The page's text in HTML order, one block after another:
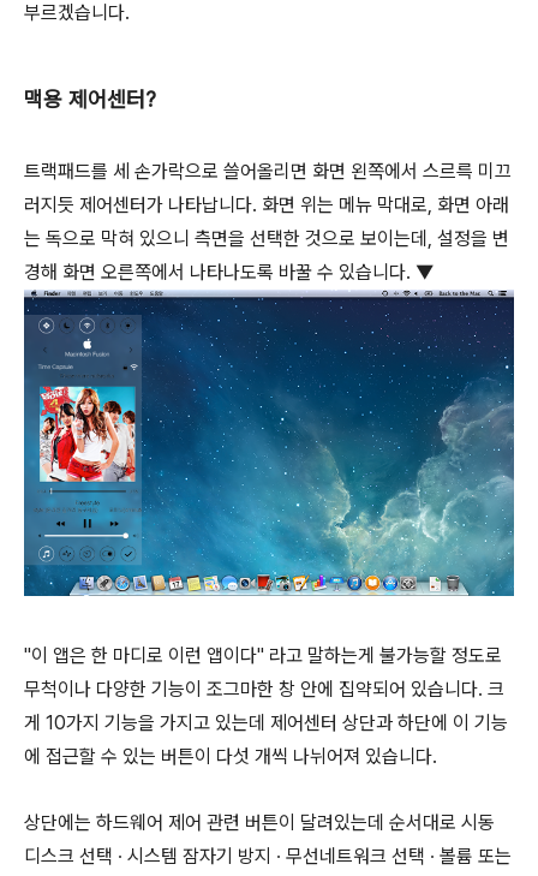
부르겠습니다.
맥용 제어센터?
트랙패드를 세 손가락으로 쓸어올리면 화면 왼쪽에서 스르륵 미끄
러지듯 제어센터가 나타납니다. 화면 위는 메뉴 막대로, 화면 아래
는 독으로 막혀 있으니 측면을 선택한 것으로 보이는데, 설정을 변
경해 화면 오른쪽에서 나타나도록 바꿀 수 있습니다. ▼
"이 앱은 한 마디로 이런 앱이다" 라고 말하는게 불가능할 정도로
무척이나 다양한 기능이 조그마한 창 안에 집약되어 있습니다. 크
게 10가지 기능을 가지고 있는데 제어센터 상단과 하단에 이 기능
에 접근할 수 있는 버튼이 다섯 개씩 나뉘어져 있습니다.
상단에는 하드웨어 제어 관련 버튼이 달려있는데 순서대로 시동
디스크 선택 ∙ 시스템 잠자기 방지 ∙ 무선네트워크 선택 ∙ 볼륨 또는